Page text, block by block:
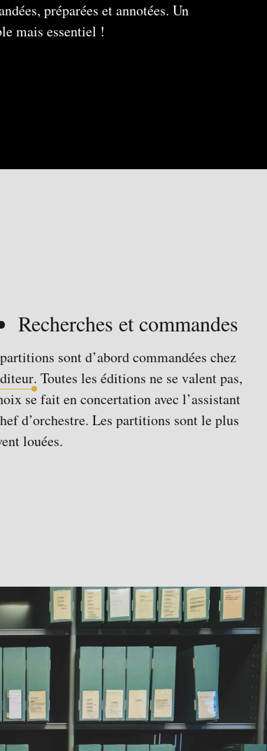
préparées et annotées. Un
mais essentiel !
Recherches et commandes
sont d’abord commandées chez
. Toutes les éditions ne se valent pas,
se fait en concertation avec l’assistant
d’orchestre. Les partitions sont le plus
louées.